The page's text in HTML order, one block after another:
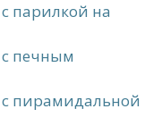
парилкой на
печным
пирамидальной